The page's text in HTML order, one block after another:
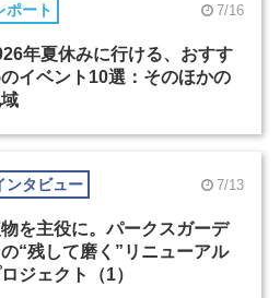
ポート 7/16
年夏休みに行ける、おすす
イベント10選：そのほかの
ンタビュー 7/13
を主役に。パークスガーデ
“残して磨く”リニューアル
ジェクト（1）